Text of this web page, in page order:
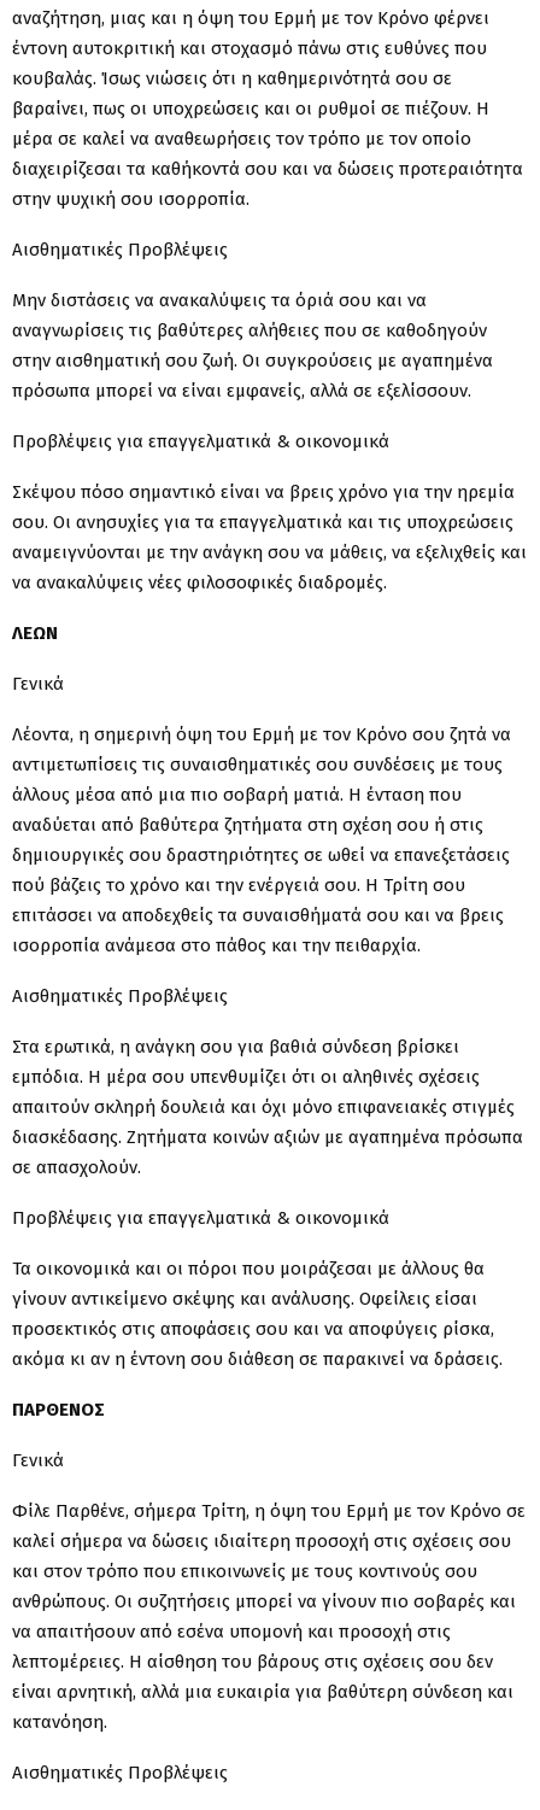
αναζήτηση, μιας και η όψη του Ερμή με τον Κρόνο φέρνει
έντονη αυτοκριτική και στοχασμό πάνω στις ευθύνες που
κουβαλάς. Ίσως νιώσεις ότι η καθημερινότητά σου σε
βαραίνει, πως οι υποχρεώσεις και οι ρυθμοί σε πιέζουν. Η
μέρα σε καλεί να αναθεωρήσεις τον τρόπο με τον οποίο
διαχειρίζεσαι τα καθήκοντά σου και να δώσεις προτεραιότητα
στην ψυχική σου ισορροπία.
Αισθηματικές Προβλέψεις
Μην διστάσεις να ανακαλύψεις τα όριά σου και να
αναγνωρίσεις τις βαθύτερες αλήθειες που σε καθοδηγούν
στην αισθηματική σου ζωή. Οι συγκρούσεις με αγαπημένα
πρόσωπα μπορεί να είναι εμφανείς, αλλά σε εξελίσσουν.
Προβλέψεις για επαγγελματικά & οικονομικά
Σκέψου πόσο σημαντικό είναι να βρεις χρόνο για την ηρεμία
σου. Οι ανησυχίες για τα επαγγελματικά και τις υποχρεώσεις
αναμειγνύονται με την ανάγκη σου να μάθεις, να εξελιχθείς και
να ανακαλύψεις νέες φιλοσοφικές διαδρομές.
ΛΕΩΝ
Γενικά
Λέοντα, η σημερινή όψη του Ερμή με τον Κρόνο σου ζητά να
αντιμετωπίσεις τις συναισθηματικές σου συνδέσεις με τους
άλλους μέσα από μια πιο σοβαρή ματιά. Η ένταση που
αναδύεται από βαθύτερα ζητήματα στη σχέση σου ή στις
δημιουργικές σου δραστηριότητες σε ωθεί να επανεξετάσεις
πού βάζεις το χρόνο και την ενέργειά σου. Η Τρίτη σου
επιτάσσει να αποδεχθείς τα συναισθήματά σου και να βρεις
ισορροπία ανάμεσα στο πάθος και την πειθαρχία.
Αισθηματικές Προβλέψεις
Στα ερωτικά, η ανάγκη σου για βαθιά σύνδεση βρίσκει
εμπόδια. Η μέρα σου υπενθυμίζει ότι οι αληθινές σχέσεις
απαιτούν σκληρή δουλειά και όχι μόνο επιφανειακές στιγμές
διασκέδασης. Ζητήματα κοινών αξιών με αγαπημένα πρόσωπα
σε απασχολούν.
Προβλέψεις για επαγγελματικά & οικονομικά
Τα οικονομικά και οι πόροι που μοιράζεσαι με άλλους θα
γίνουν αντικείμενο σκέψης και ανάλυσης. Οφείλεις είσαι
προσεκτικός στις αποφάσεις σου και να αποφύγεις ρίσκα,
ακόμα κι αν η έντονη σου διάθεση σε παρακινεί να δράσεις.
ΠΑΡΘΕΝΟΣ
Γενικά
Φίλε Παρθένε, σήμερα Τρίτη, η όψη του Ερμή με τον Κρόνο σε
καλεί σήμερα να δώσεις ιδιαίτερη προσοχή στις σχέσεις σου
και στον τρόπο που επικοινωνείς με τους κοντινούς σου
ανθρώπους. Οι συζητήσεις μπορεί να γίνουν πιο σοβαρές και
να απαιτήσουν από εσένα υπομονή και προσοχή στις
λεπτομέρειες. Η αίσθηση του βάρους στις σχέσεις σου δεν
είναι αρνητική, αλλά μια ευκαιρία για βαθύτερη σύνδεση και
κατανόηση.
Αισθηματικές Προβλέψεις